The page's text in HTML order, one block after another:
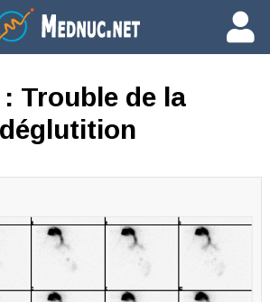
Trouble de la
déglutition